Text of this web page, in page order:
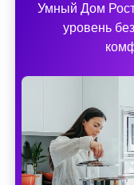
Умный Дом
уровень